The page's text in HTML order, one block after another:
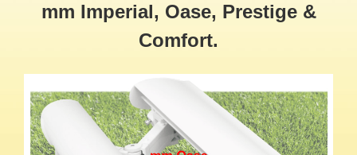
mm Imperial, Oase, Prestige &
Comfort.